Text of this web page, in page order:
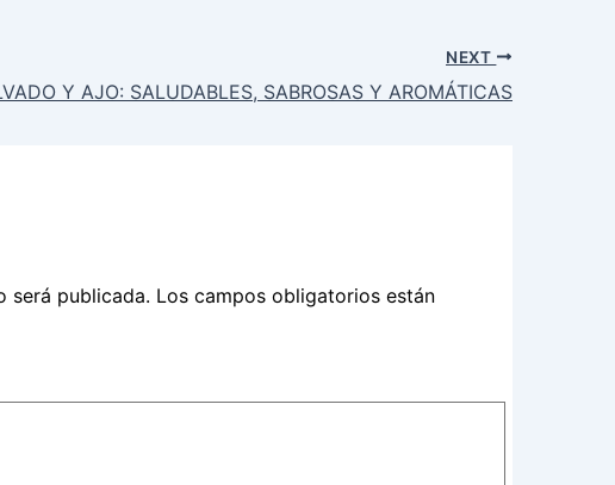
NEXT
Y AJO: SALUDABLES, SABROSAS Y AROMÁTICAS
será publicada. Los campos obligatorios están